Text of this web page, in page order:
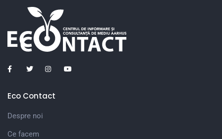
Eco Contact
Despre noi
Ce facem